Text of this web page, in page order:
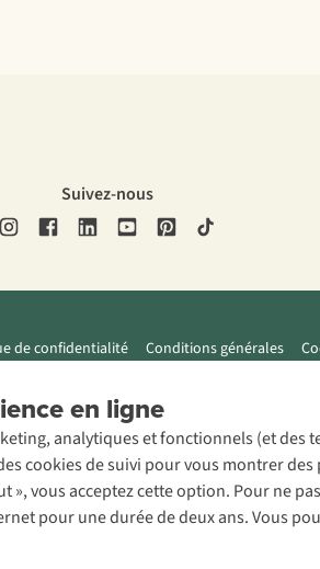
en ligne
analytiques et fonctionnels (et
cookies de suivi pour vous montrer
vous acceptez cette option. Pour ne
pour une durée de deux ans. Vous
Suivez-nous
de confidentialité Conditions générales